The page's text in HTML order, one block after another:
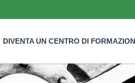
DIVENTA UN CENTRO DI